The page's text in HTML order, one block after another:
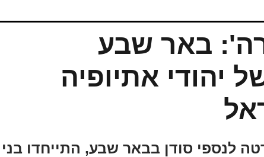
באר שבע
יהודי אתיופיה
לנספי סודן בבאר שבע, התייחדו בני